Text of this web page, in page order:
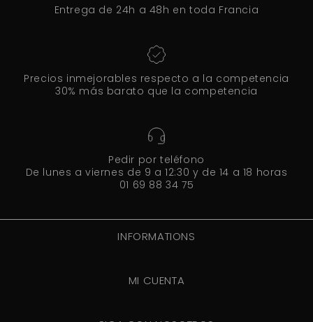
Entrega de 24h a 48h en toda Francia
Precios inmejorables respecto a la competencia
30% más barato que la competencia
Pedir por teléfono
De lunes a viernes de 9 a 12:30 y de 14 a 18 horas
01 69 88 34 75
INFORMATIONS
MI CUENTA